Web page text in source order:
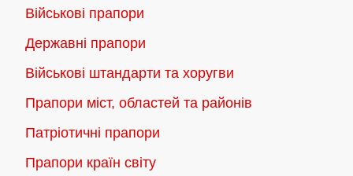
Військові прапори
Державні прапори
Військові штандарти та хоругви
Прапори міст, областей та районів
Патріотичні прапори
Прапори країн світу